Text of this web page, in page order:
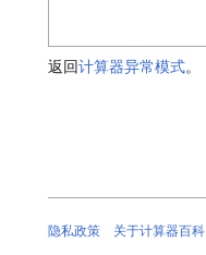
返回计算器异常模式。
隐私政策 关于计算器百科